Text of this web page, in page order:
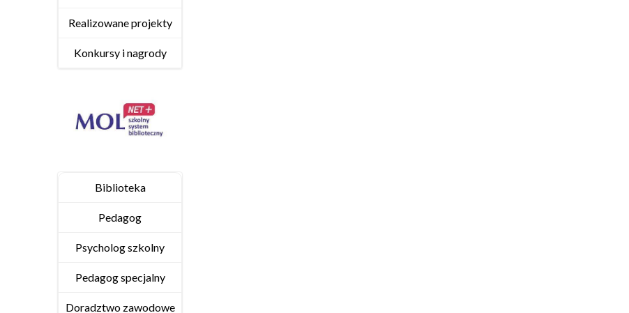
Realizowane projekty
Konkursy i nagrody
Biblioteka
Pedagog
Psycholog szkolny
Pedagog specjalny
Doradztwo zawodowe